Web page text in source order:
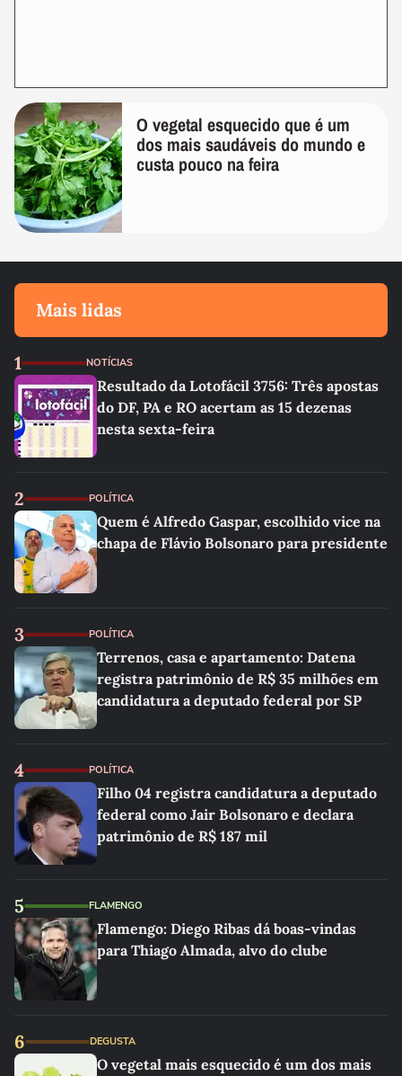
O vegetal esquecido que é um
dos mais saudáveis do mundo e
custa pouco na feira
Mais lidas
1 NOTÍCIAS
Resultado da Lotofácil 3756: Três apostas
do DF, PA e RO acertam as 15 dezenas
nesta sexta-feira
2 POLÍTICA
Quem é Alfredo Gaspar, escolhido vice na
chapa de Flávio Bolsonaro para presidente
3 POLÍTICA
Terrenos, casa e apartamento: Datena
registra patrimônio de R$ 35 milhões em
candidatura a deputado federal por SP
4 POLÍTICA
Filho 04 registra candidatura a deputado
federal como Jair Bolsonaro e declara
patrimônio de R$ 187 mil
5 FLAMENGO
Flamengo: Diego Ribas dá boas-vindas
para Thiago Almada, alvo do clube
6 DEGUSTA
O vegetal mais esquecido é um dos mais